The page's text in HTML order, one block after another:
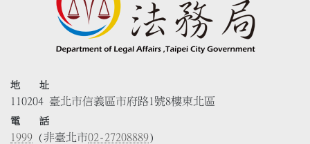
地 址
110204 臺北市信義區市府路1號8樓東北區
電 話
1999 (非臺北市02-27208889)